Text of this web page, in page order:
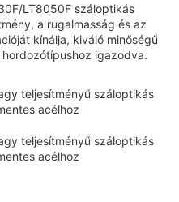
LT8050F száloptikás
a rugalmasság és az
kínálja, kiváló minőségű
igazodva.